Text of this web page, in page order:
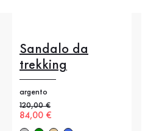
Sandalo da
trekking
argento
Prezzo precedente
120,00 €
Nuovo prezzo
84,00 €